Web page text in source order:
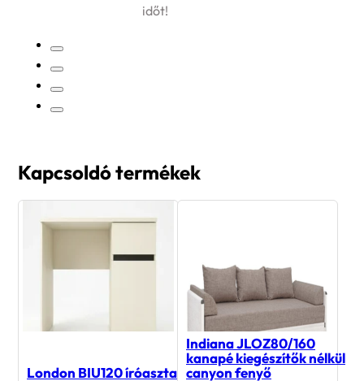
időt!
Kapcsoldó termékek
London BIU120 íróasztal
Indiana JLOZ80/160
kanapé kiegészítők nélkül
canyon fenyő